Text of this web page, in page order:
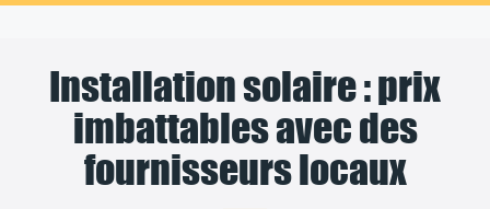
Installation solaire : prix
imbattables avec des
fournisseurs locaux